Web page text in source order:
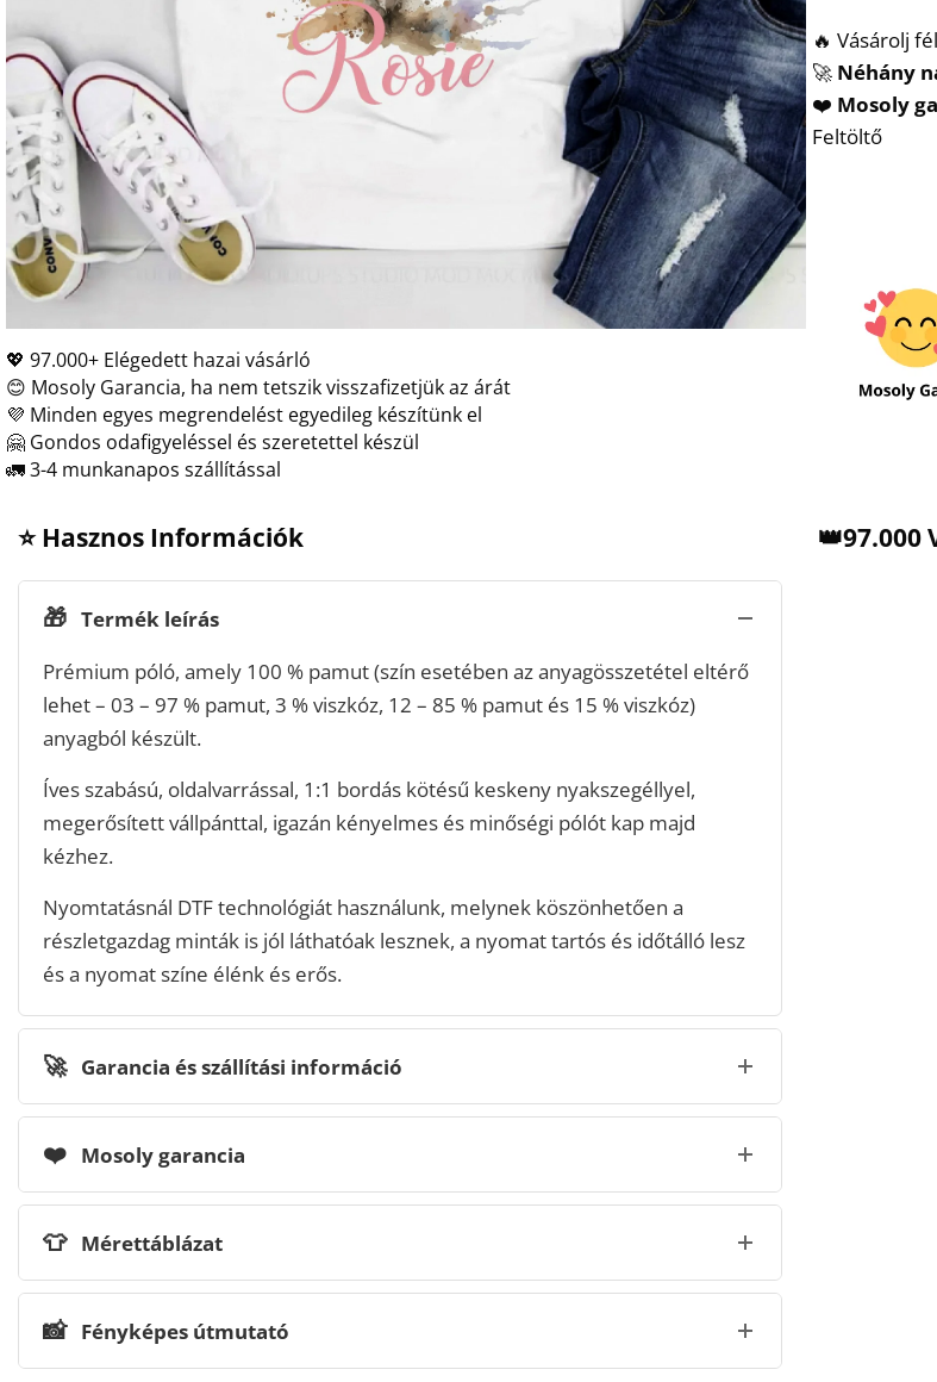
💖 97.000+ Elégedett hazai vásárló
😊 Mosoly Garancia, ha nem tetszik visszafizetjük az árát
💜 Minden egyes megrendelést egyedileg készítünk el
🤗 Gondos odafigyeléssel és szeretettel készül
🚛 3-4 munkanapos szállítással
🔥 Vásárolj
🚀 Néhány
❤️ Mosoly
Feltöltő
⭐ Hasznos Információk
🎁 Termék leírás
Prémium póló, amely 100 % pamut (szín esetében az anyagösszetétel eltérő
lehet – 03 – 97 % pamut, 3 % viszkóz, 12 – 85 % pamut és 15 % viszkóz)
anyagból készült.
Íves szabású, oldalvarrással, 1:1 bordás kötésű keskeny nyakszegéllyel,
megerősített vállpánttal, igazán kényelmes és minőségi pólót kap majd
kézhez.
Nyomtatásnál DTF technológiát használunk, melynek köszönhetően a
részletgazdag minták is jól láthatóak lesznek, a nyomat tartós és időtálló lesz
és a nyomat színe élénk és erős.
🚀 Garancia és szállítási információ
❤️ Mosoly garancia
👕 Mérettáblázat
📸 Fényképes útmutató
👑97.000